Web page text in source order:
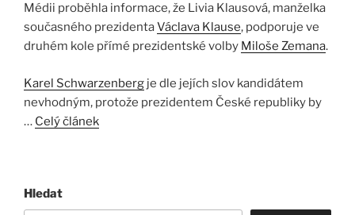
Médii proběhla informace, že Livia Klausová, manželka
současného prezidentaVáclava Klause, podporuje ve
druhém kole přímé prezidentské volby Miloše Zemana.
Karel Schwarzenberg je dle jejích slov kandidátem
nevhodným, protože prezidentem České republiky by
… Celý článek
Hledat